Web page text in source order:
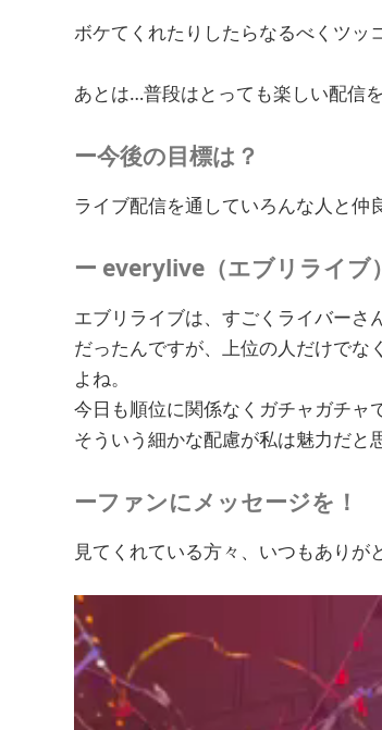
ボケてくれたりしたらなるべくツッ
あとは…普段はとっても楽しい配信
ー今後の目標は？
ライブ配信を通していろんな人と仲
ー everylive（エブリライブ
エブリライブは、すごくライバーさ
だったんですが、上位の人だけでな
よね。
今日も順位に関係なくガチャガチャ
そういう細かな配慮が私は魅力だと
ーファンにメッセージを！
見てくれている方々、いつもありが